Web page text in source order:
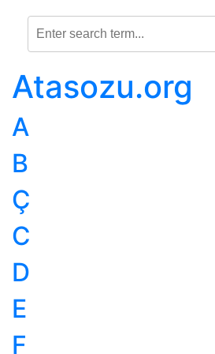
Atasozu.org
A
B
Ç
C
D
E
F